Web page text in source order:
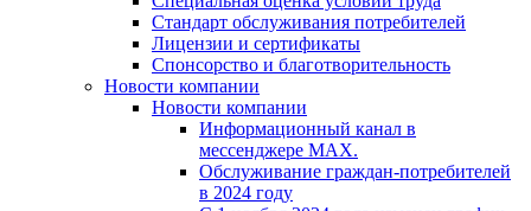
Стандарт обслуживания потребителей
Лицензии и сертификаты
Спонсорство и благотворительность
Новости компании
Новости компании
Информационный канал в
мессенджере MAX.
Обслуживание граждан-потребителей
в 2024 году